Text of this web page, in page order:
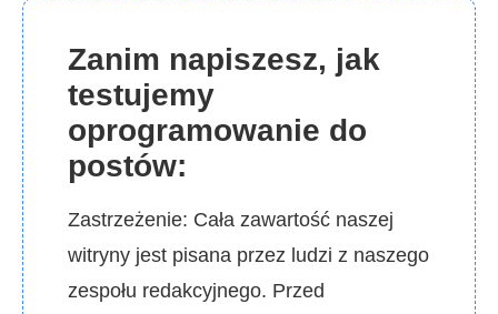
Zanim napiszesz, jak
testujemy
oprogramowanie do
postów:
Zastrzeżenie: Cała zawartość naszej
witryny jest pisana przez ludzi z naszego
zespołu redakcyjnego. Przed